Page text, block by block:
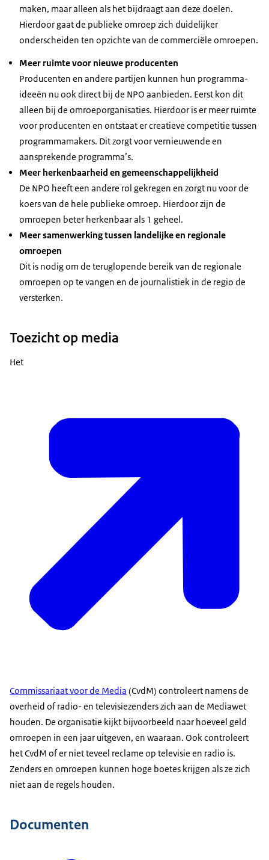
maken, maar alleen als het bijdraagt aan deze doelen.
Hierdoor gaat de publieke omroep zich duidelijker
onderscheiden ten opzichte van de commerciële omroepen.
Meer ruimte voor nieuwe producenten
Producenten en andere partijen kunnen hun programma-
ideeën nu ook direct bij de NPO aanbieden. Eerst kon dit
alleen bij de omroeporganisaties. Hierdoor is er meer ruimte
voor producenten en ontstaat er creatieve competitie tussen
programmamakers. Dit zorgt voor vernieuwende en
aansprekende programma’s.
Meer herkenbaarheid en gemeenschappelijkheid
De NPO heeft een andere rol gekregen en zorgt nu voor de
koers van de hele publieke omroep. Hierdoor zijn de
omroepen beter herkenbaar als 1 geheel.
Meer samenwerking tussen landelijke en regionale
omroepen
Dit is nodig om de teruglopende bereik van de regionale
omroepen op te vangen en de journalistiek in de regio de
versterken.
Toezicht op media
Het
Commissariaat voor de Media (CvdM) controleert namens de
overheid of radio- en televisiezenders zich aan de Mediawet
houden. De organisatie kijkt bijvoorbeeld naar hoeveel geld
omroepen in een jaar uitgeven, en waaraan. Ook controleert
het CvdM of er niet teveel reclame op televisie en radio is.
Zenders en omroepen kunnen hoge boetes krijgen als ze zich
niet aan de regels houden.
Documenten